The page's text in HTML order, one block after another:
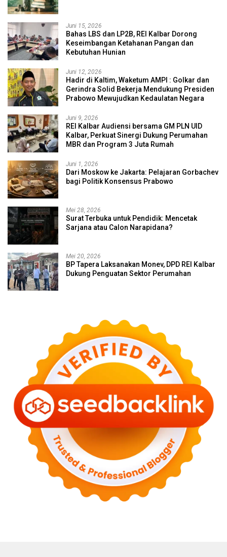
Juni 15, 2026
Bahas LBS dan LP2B, REI Kalbar Dorong
Keseimbangan Ketahanan Pangan dan
Kebutuhan Hunian
Juni 12, 2026
Hadir di Kaltim, Waketum AMPI : Golkar dan
Gerindra Solid Bekerja Mendukung Presiden
Prabowo Mewujudkan Kedaulatan Negara
Juni 9, 2026
REI Kalbar Audiensi bersama GM PLN UID
Kalbar, Perkuat Sinergi Dukung Perumahan
MBR dan Program 3 Juta Rumah
Juni 1, 2026
Dari Moskow ke Jakarta: Pelajaran Gorbachev
bagi Politik Konsensus Prabowo
Mei 28, 2026
Surat Terbuka untuk Pendidik: Mencetak
Sarjana atau Calon Narapidana?
Mei 20, 2026
BP Tapera Laksanakan Monev, DPD REI Kalbar
Dukung Penguatan Sektor Perumahan